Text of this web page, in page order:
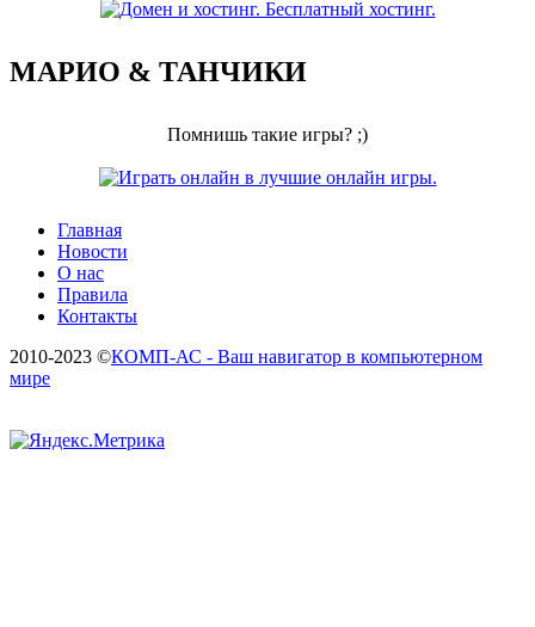
МАРИО & ТАНЧИКИ
Помнишь такие игры? ;)
Главная
Новости
О нас
Правила
Контакты
2010-2023 ©КОМП-АС - Ваш навигатор в компьютерном
мире